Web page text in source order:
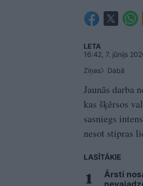
LETA
16:42, 7. jūnijs
Ziņas
Dabā
Jaunās darba
kas šķērsos
sasniegs
nesot stipras
LASĪTĀKIE
Ārsti